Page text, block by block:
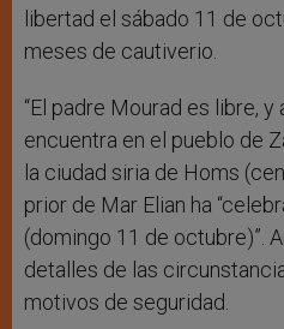
libertad el sábado 11 de
meses de cautiverio.
“El padre Mourad es libre,
encuentra en el pueblo de
la ciudad siria de Homs
prior de Mar Elian ha
(domingo 11 de octubre)”.
detalles de las
motivos de seguridad.